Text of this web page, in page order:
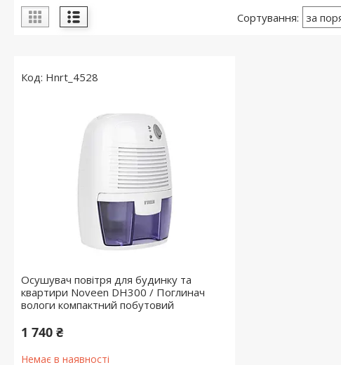
Hnrt_4528
Осушувач повітря для будинку та
квартири Noveen DH300 / Поглинач
вологи компактний побутовий
1 740 ₴
Немає в наявності